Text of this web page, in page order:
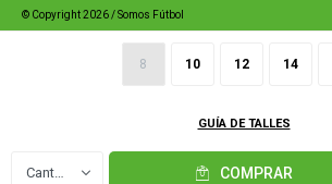
8 10 12 14
GUÍA DE TALLES
COMPRAR
© Copyright 2026 / Somos Fútbol